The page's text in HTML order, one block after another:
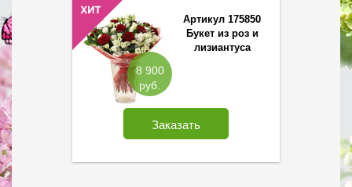
8 900
руб.
Артикул 175850
Букет из роз и
лизиантуса
Заказать